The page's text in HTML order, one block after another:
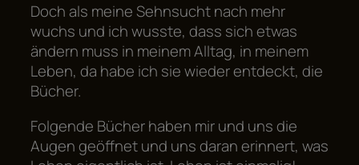
Doch als meine Sehnsucht nach mehr
wuchs und ich wusste, dass sich etwas
ändern muss in meinem Alltag, in meinem
Leben, da habe ich sie wieder entdeckt, die
Bücher.
Folgende Bücher haben mir und uns die
Augen geöffnet und uns daran erinnert, was